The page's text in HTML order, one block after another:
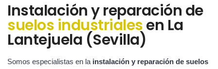
Instalación y reparación de
suelos industrialesen La
Lantejuela (Sevilla)
Somos especialistas en la instalación y reparación de suelos